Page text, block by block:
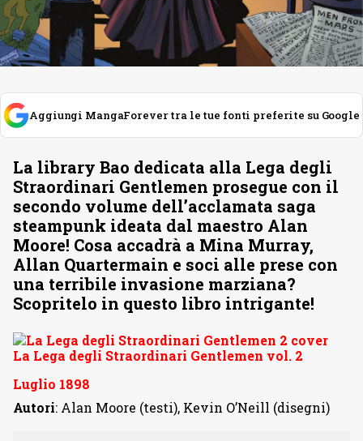
Aggiungi MangaForever tra le tue fonti preferite su Google
La library Bao dedicata alla Lega degli
Straordinari Gentlemen prosegue con il
secondo volume dell’acclamata saga
steampunk ideata dal maestro Alan
Moore! Cosa accadrà a Mina Murray,
Allan Quartermain e soci alle prese con
una terribile invasione marziana?
Scopritelo in questo libro intrigante!
La Lega degli Straordinari Gentlemen vol. 2
Luglio 1898
Autori: Alan Moore (testi), Kevin O’Neill (disegni)